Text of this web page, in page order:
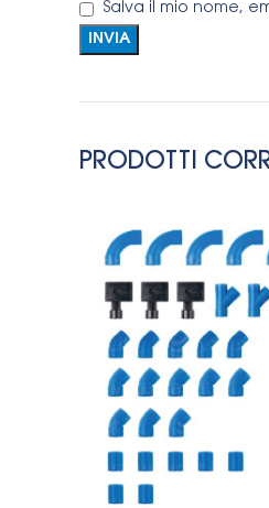
Salva il mio nome,
PRODOTTI